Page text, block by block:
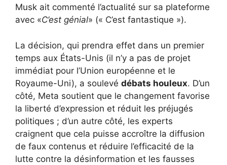
Musk ait commenté l’actualité sur sa plateforme
avec «C’est génial» (« C’est fantastique »).
La décision, qui prendra effet dans un premier
temps aux États-Unis (il n’y a pas de projet
immédiat pour l’Union européenne et le
Royaume-Uni), a soulevé débats houleux. D’un
côté, Meta soutient que le changement favorise
la liberté d’expression et réduit les préjugés
politiques ; d’un autre côté, les experts
craignent que cela puisse accroître la diffusion
de faux contenus et réduire l’efficacité de la
lutte contre la désinformation et les fausses